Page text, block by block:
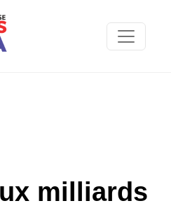
milliards